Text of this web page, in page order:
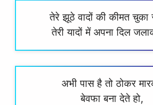
तेरे झूठे वादों की कीमत चुका
तेरी यादों में अपना दिल
अभी पास है तो ठोकर
बेवफा बना देते हो,